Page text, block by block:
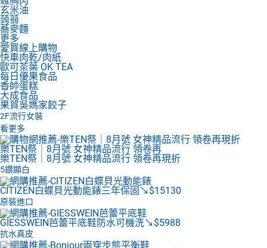
玄米油
蒟蒻
蕎麥麵
更多
愛買線上購物
快車肉乾/肉紙
歐可茶葉 OK TEA
每日優果食品
香帥蛋糕
大成食品
果貿吳媽家餃子
2F流行女裝
看更多
樂TEN祭｜8月號 女神精品流行 領卷再
樂TEN祭｜8月號 女神精品流行 領卷再現折
5鑽顯白
CITIZEN白蝶貝光動能錶三年保固↘$15130
原裝進口
GIESSWEIN芭蕾平底鞋防水可機洗↘$5988
抗水真皮